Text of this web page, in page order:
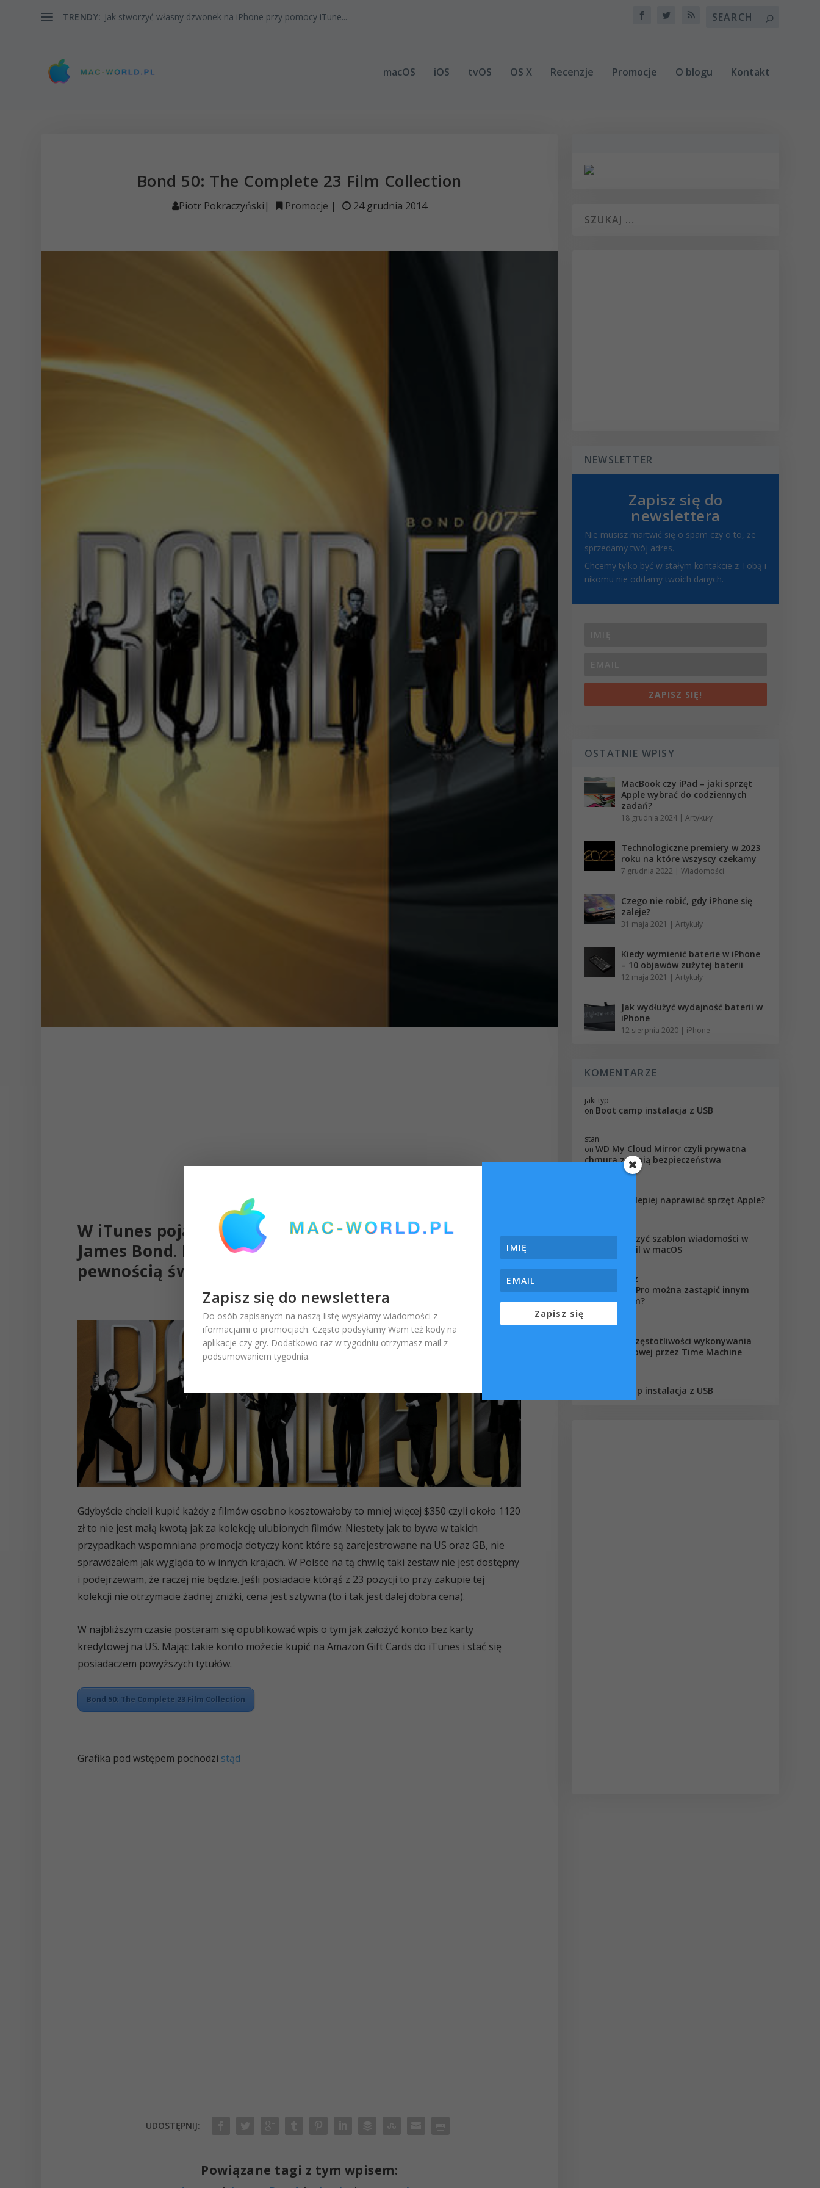
TRENDY: Jak stworzyć własny dzwonek na iPhone przy pomocy iTune...
macOS iOS tvOS OS X Recenzje Promocje O blogu Kontakt
Bond 50: The Complete 23 Film Collection
Piotr Pokraczyński | Promocje | 24 grudnia 2014
W iTunes pojawiła się ciekawa okazja dla fanów serii
James Bond. Kolekcja 23 filmów w cenie $99 to z
pewnością świetna okazja.
Gdybyście chcieli kupić każdy z filmów osobno kosztowałoby to mniej więcej $350 czyli około 1120
zł to nie jest małą kwotą jak za kolekcję ulubionych filmów. Niestety jak to bywa w takich
przypadkach wspomniana promocja dotyczy kont które są zarejestrowane na US oraz GB, nie
sprawdzałem jak wygląda to w innych krajach. W Polsce na tą chwilę taki zestaw nie jest dostępny
i podejrzewam, że raczej nie będzie. Jeśli posiadacie którąś z 23 pozycji to przy zakupie tej
kolekcji nie otrzymacie żadnej zniżki, cena jest sztywna (to i tak jest dalej dobra cena).
W najbliższym czasie postaram się opublikować wpis o tym jak założyć konto bez karty
kredytowej na US. Mając takie konto możecie kupić na Amazon Gift Cards do iTunes i stać się
posiadaczem powyższych tytułów.
Bond 50: The Complete 23 Film Collection
Grafika pod wstępem pochodzi stąd
UDOSTĘPNIJ:
Powiązane tagi z tym wpisem:
NEWSLETTER
Zapisz się do
newslettera
Nie musisz martwić się o spam czy o to, że
sprzedamy twój adres.
Chcemy tylko być w stałym kontakcie z Tobą i
nikomu nie oddamy twoich danych.
ZAPISZ SIĘ!
OSTATNIE WPISY
MacBook czy iPad – jaki sprzęt
Apple wybrać do codziennych
zadań?
18 grudnia 2024 | Artykuły
Technologiczne premiery w 2023
roku na które wszyscy czekamy
7 grudnia 2022 | Wiadomości
Czego nie robić, gdy iPhone się
zaleje?
31 maja 2021 | Artykuły
Kiedy wymienić baterie w iPhone
– 10 objawów zużytej baterii
12 maja 2021 | Artykuły
Jak wydłużyć wydajność baterii w
iPhone
12 sierpnia 2020 | iPhone
KOMENTARZE
jaki typ
on Boot camp instalacja z USB
stan
on WD My Cloud Mirror czyli prywatna
chmura z kopią bezpieczeństwa
Gdzie najlepiej naprawiać sprzęt Apple?
onJak stworzyć szablon wiadomości w
aplikacji Mail w macOS
AffiliateLabz
onCzy iMac Pro można zastąpić innym
komputerem?
Zmiana częstotliwości wykonywania
kopii zapasowej przez Time Machine
Boot camp instalacja z USB
Zapisz się do newslettera
Do osób zapisanych na naszą listę wysyłamy wiadomości z
iformacjami o promocjach. Często podsyłamy Wam też kody na
aplikacje czy gry. Dodatkowo raz w tygodniu otrzymasz mail z
podsumowaniem tygodnia.
Zapisz się